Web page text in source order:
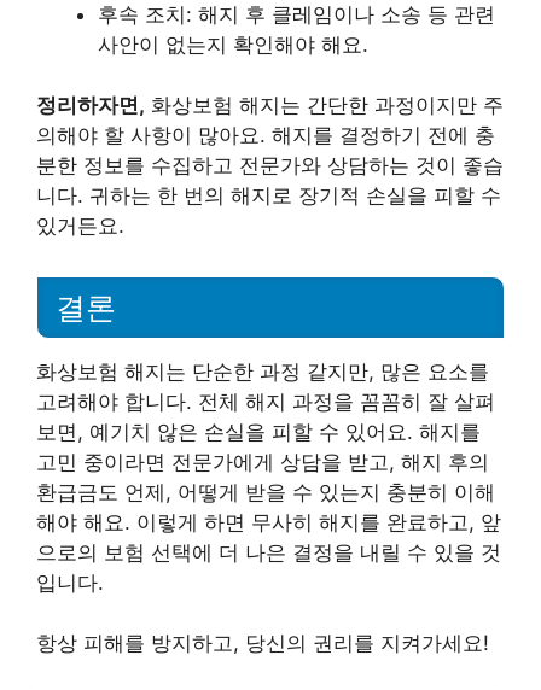
후속 조치: 해지 후 클레임이나 소송 등 관련
사안이 없는지 확인해야 해요.
정리하자면, 화상보험 해지는 간단한 과정이지만 주
의해야 할 사항이 많아요. 해지를 결정하기 전에 충
분한 정보를 수집하고 전문가와 상담하는 것이 좋습
니다. 귀하는 한 번의 해지로 장기적 손실을 피할 수
있거든요.
결론
화상보험 해지는 단순한 과정 같지만, 많은 요소를
고려해야 합니다. 전체 해지 과정을 꼼꼼히 잘 살펴
보면, 예기치 않은 손실을 피할 수 있어요. 해지를
고민 중이라면 전문가에게 상담을 받고, 해지 후의
환급금도 언제, 어떻게 받을 수 있는지 충분히 이해
해야 해요. 이렇게 하면 무사히 해지를 완료하고, 앞
으로의 보험 선택에 더 나은 결정을 내릴 수 있을 것
입니다.
항상 피해를 방지하고, 당신의 권리를 지켜가세요!